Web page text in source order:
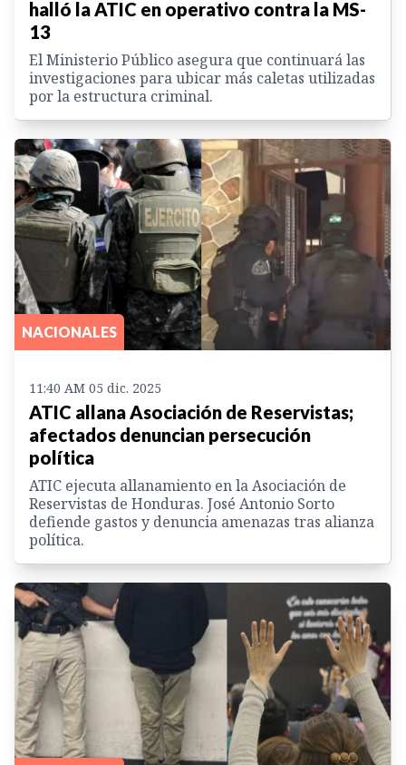
halló la ATIC en operativo contra la MS-
13
El Ministerio Público asegura que continuará las
investigaciones para ubicar más caletas utilizadas
por la estructura criminal.
NACIONALES
11:40 AM 05 dic. 2025
ATIC allana Asociación de Reservistas;
afectados denuncian persecución
política
ATIC ejecuta allanamiento en la Asociación de
Reservistas de Honduras. José Antonio Sorto
defiende gastos y denuncia amenazas tras alianza
política.